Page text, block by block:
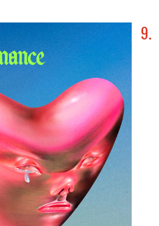
9.